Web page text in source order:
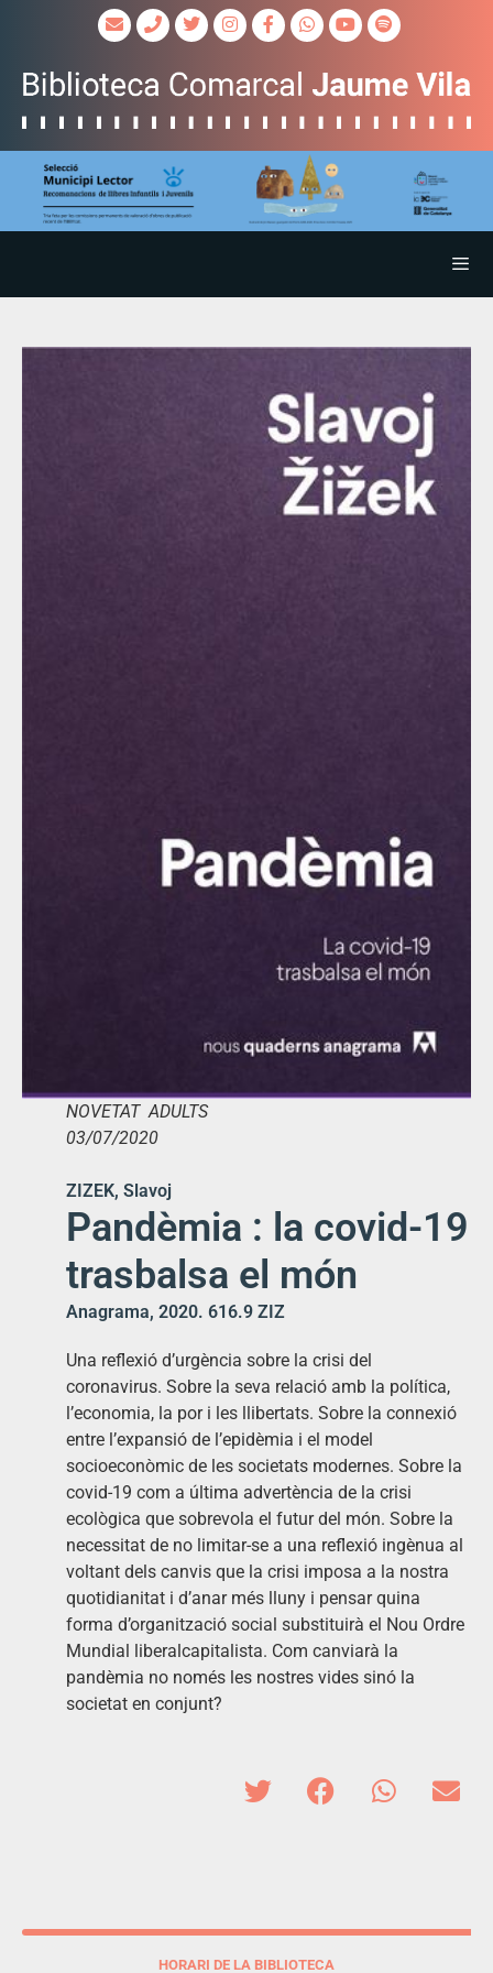
NOVETAT ADULTS
03/07/2020
ZIZEK, Slavoj
Pandèmia : la covid-19
trasbalsa el món
Anagrama, 2020. 616.9 ZIZ
Una reflexió d’urgència sobre la crisi del
coronavirus. Sobre la seva relació amb la política,
l’economia, la por i les llibertats. Sobre la connexió
entre l’expansió de l’epidèmia i el model
socioeconòmic de les societats modernes. Sobre la
covid-19 com a última advertència de la crisi
ecològica que sobrevola el futur del món. Sobre la
necessitat de no limitar-se a una reflexió ingènua al
voltant dels canvis que la crisi imposa a la nostra
quotidianitat i d’anar més lluny i pensar quina
forma d’organització social substituirà el Nou Ordre
Mundial liberalcapitalista. Com canviarà la
pandèmia no només les nostres vides sinó la
societat en conjunt?
HORARI DE LA BIBLIOTECA